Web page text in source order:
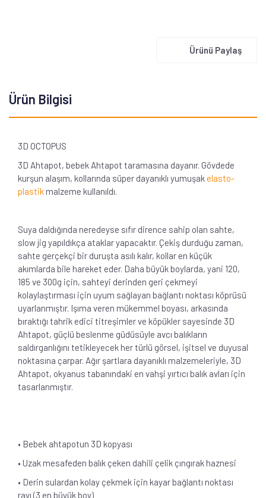
Ürünü Paylaş
Ürün Bilgisi
3D OCTOPUS
3D Ahtapot, bebek Ahtapot taramasına dayanır. Gövdede
kurşun alaşım, kollarında süper dayanıklı yumuşakelasto-
plastik malzeme kullanıldı.
Suya daldığında neredeyse sıfır dirence sahip olan sahte,
slow jig yapıldıkça ataklar yapacaktır. Çekiş durduğu zaman,
sahte gerçekçi bir duruşta asılı kalır, kollar en küçük
akımlarda bile hareket eder. Daha büyük boylarda, yani 120,
185 ve 300g için, sahteyi derinden geri çekmeyi
kolaylaştırması için uyum sağlayan bağlantı noktası köprüsü
uyarlanmıştır. Işıma veren mükemmel boyası, arkasında
bıraktığı tahrik edici titreşimler ve köpükler sayesinde 3D
Ahtapot, güçlü beslenme güdüsüyle avcı balıkların
saldırganlığını tetikleyecek her türlü görsel, işitsel ve duyusal
noktasına çarpar. Ağır şartlara dayanıklı malzemeleriyle, 3D
Ahtapot, okyanus tabanındaki en vahşi yırtıcı balık avları için
tasarlanmıştır.
• Bebek ahtapotun 3D kopyası
• Uzak mesafeden balık çeken dahili çelik çıngırak haznesi
• Derin sulardan kolay çekmek için kayar bağlantı noktası
rayı (3 en büyük boy)